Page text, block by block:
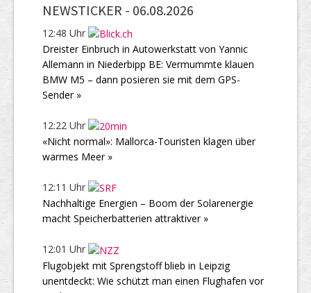
NEWSTICKER - 06.08.2026
12:48 Uhr
Dreister Einbruch in Autowerkstatt von Yannic
Allemann in Niederbipp BE: Vermummte klauen
BMW M5 – dann posieren sie mit dem GPS-
Sender »
12:22 Uhr
«Nicht normal»: Mallorca-Touristen klagen über
warmes Meer »
12:11 Uhr
Nachhaltige Energien – Boom der Solarenergie
macht Speicherbatterien attraktiver »
12:01 Uhr
Flugobjekt mit Sprengstoff blieb in Leipzig
unentdeckt: Wie schützt man einen Flughafen vor